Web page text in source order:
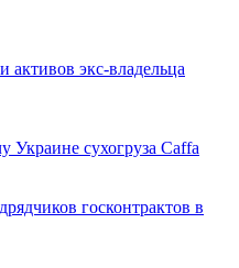
активов экс-владельца
сухогруза Caffa
госконтрактов в